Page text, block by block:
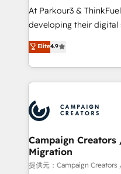
you invest in 100% of
growth and positioning
transformation
implement HubSpot
record of business
approach has helped
At Parkour3 &
developing their digital
technologies and
sales processes to
from Strategy to
onboarding and
extensive experience
and manufacturers
empowering our
autonomy. Get to grips
guided implementation
Elite4.9
Campaign
Migration
提供元：Campaign